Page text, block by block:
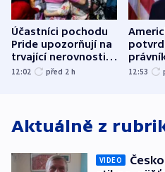
Účastníci pochodu
Pride upozorňují na
trvající nerovnosti i
společenskou
12:02 před 2 h 12:53
Aktuálně z
VIDEO